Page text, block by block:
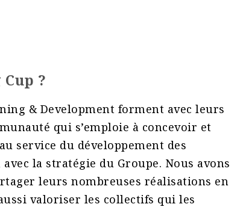
?
& Development forment avec leurs
qui s’emploie à concevoir et
service du développement des
la stratégie du Groupe. Nous avons
leurs nombreuses réalisations en
valoriser les collectifs qui les